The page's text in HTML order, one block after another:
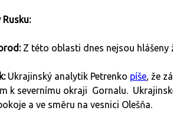
Rusku:
Z této oblasti dnes nejsou
Ukrajinský analytik Petrenko píše, že
k severnímu okraji Gornalu.
a ve směru na vesnici Olešňa.